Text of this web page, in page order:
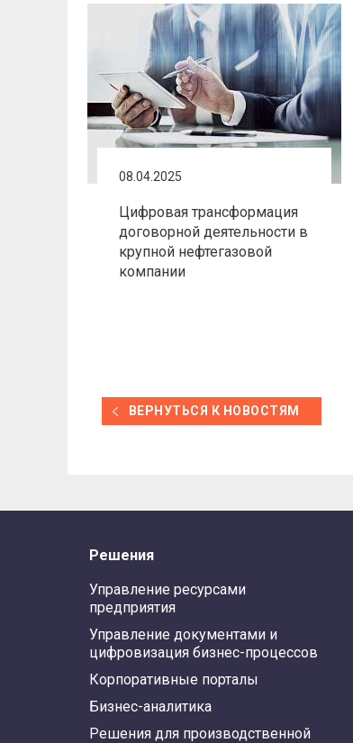
08.04.2025
Цифровая трансформация
договорной деятельности в
крупной нефтегазовой
компании
ВЕРНУТЬСЯ К НОВОСТЯМ
Решения
Управление ресурсами
предприятия
Управление документами и
цифровизация бизнес-процессов
Корпоративные порталы
Бизнес-аналитика
Решения для производственной